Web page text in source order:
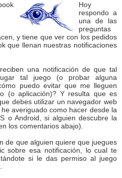
Hoy
respondo a
una de las
preguntas
y tiene que ver con los pedidos
que llenan nuestras notificaciones
una notificación de que tal
tal juego (o probar alguna
puedo evitar que me lleguen
(o aplicación)? Y resulta que es
debes utilizar un navegador web
averiguado como hacer desde la
o Android, si alguien descubre la
los comentarios abajo).
de que alguien quiere que juegues
sobre esa notificación, lo cual te
si le das permiso al juego